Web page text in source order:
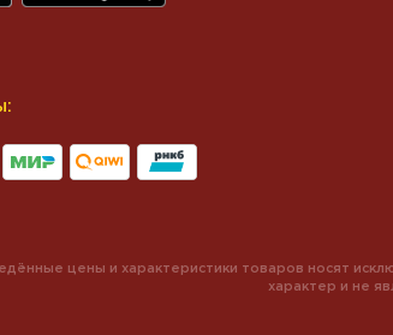
цены и характеристики товаров носят
характер и не